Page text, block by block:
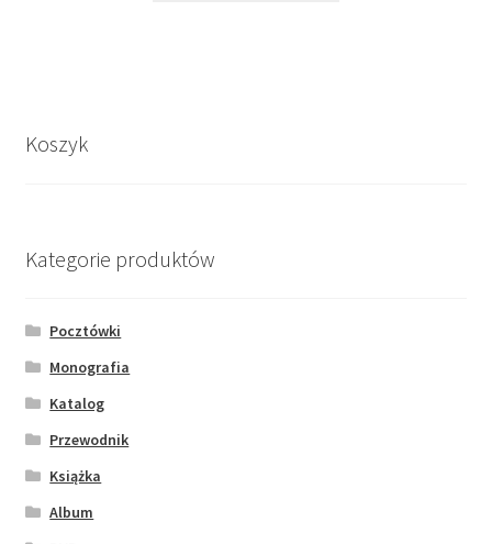
Koszyk
Kategorie produktów
Pocztówki
Monografia
Katalog
Przewodnik
Książka
Album